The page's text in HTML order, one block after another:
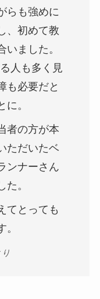
らも強めに
、初めて教
ました。
人も多く見
も必要だと
。
者の方が本
ただいたベ
ンナーさん
。
てとっても